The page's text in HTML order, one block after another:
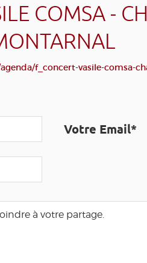
COMSA -
f_concert-vasile-comsa-
Votre Email*